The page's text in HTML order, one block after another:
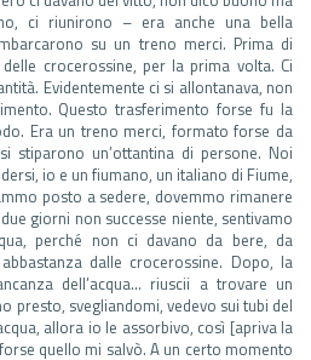
ci riunirono – era anche una bella
su un treno merci. Prima di
crocerossine, per la prima volta. Ci
Evidentemente ci si allontanava, non
Questo trasferimento forse fu la
Era un treno merci, formato forse da
stiparono un’ottantina di persone. Noi
io e un fiumano, un italiano di Fiume,
posto a sedere, dovemmo rimanere
giorni non successe niente, sentivamo
perché non ci davano da bere, da
dalle crocerossine. Dopo, la
dell’acqua… riuscii a trovare un
presto, svegliandomi, vedevo sui tubi del
allora io le assorbivo, così [apriva la
quello mi salvò. A un certo momento